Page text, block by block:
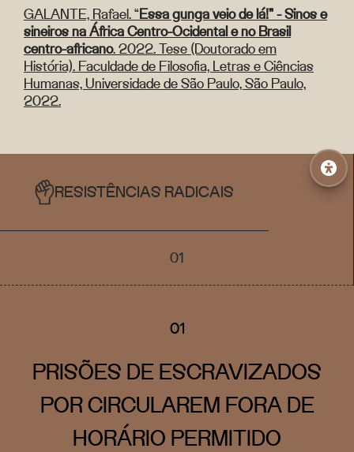
GALANTE, Rafael. “Essa gunga veio de lá!” - Sinos e
sineiros na África Centro-Ocidental e no Brasil
centro-africano. 2022. Tese (Doutorado em
História). Faculdade de Filosofia, Letras e Ciências
Humanas, Universidade de São Paulo, São Paulo,
2022.
RESISTÊNCIAS RADICAIS
01
01
PRISÕES DE ESCRAVIZADOS
POR CIRCULAREM FORA DE
HORÁRIO PERMITIDO